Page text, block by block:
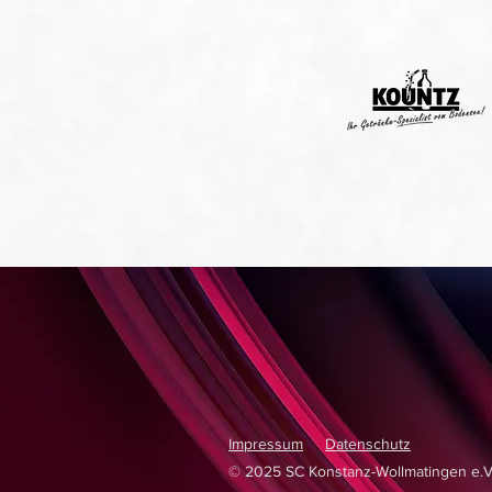
Impressum
Datenschutz
© 2025 SC Konstanz-Wollmatingen